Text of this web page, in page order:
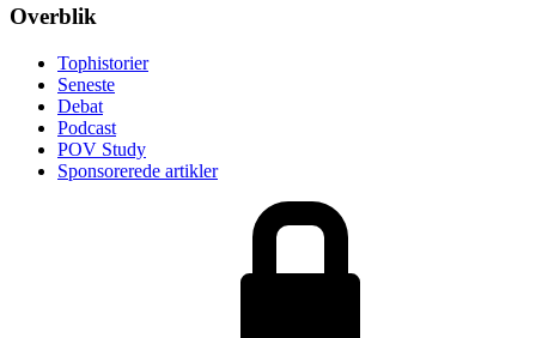
Footer
Overblik
Tophistorier
Seneste
Debat
Podcast
POV Study
Sponsorerede artikler